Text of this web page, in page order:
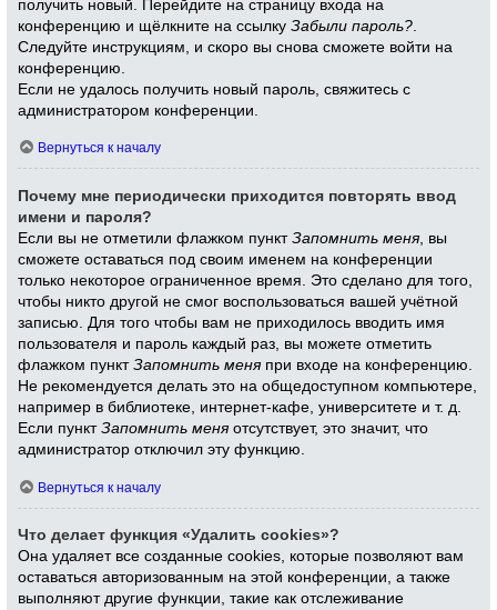
получить новый. Перейдите на страницу входа на
конференцию и щёлкните на ссылкуЗабыли пароль?
Следуйте инструкциям, и скоро вы снова сможете войти на
конференцию.
Если не удалось получить новый пароль, свяжитесь с
администратором конференции.
Вернуться к началу
Почему мне периодически приходится повторять ввод
имени и пароля?
Если вы не отметили флажком пунктЗапомнить меня , вы
сможете оставаться под своим именем на конференции
только некоторое ограниченное время. Это сделано для того,
чтобы никто другой не смог воспользоваться вашей учётной
записью. Для того чтобы вам не приходилось вводить имя
пользователя и пароль каждый раз, вы можете отметить
флажком пунктЗапомнить меня при входе на конференцию.
Не рекомендуется делать это на общедоступном компьютере,
например в библиотеке, интернет-кафе, университете и т. д.
Если пунктЗапомнить меня отсутствует, это значит, что
администратор отключил эту функцию.
Вернуться к началу
Что делает функция «Удалить cookies»?
Она удаляет все созданные cookies, которые позволяют вам
оставаться авторизованным на этой конференции, а также
выполняют другие функции, такие как отслеживание